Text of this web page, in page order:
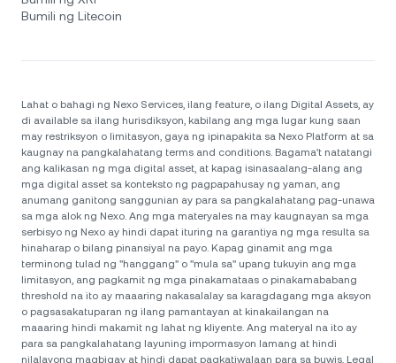
Bumili ng Litecoin
Lahat o bahagi ng Nexo Services, ilang feature, o ilang Digital Assets, ay
di available sa ilang hurisdiksyon, kabilang ang mga lugar kung saan
may restriksyon o limitasyon, gaya ng ipinapakita sa Nexo Platform at sa
kaugnay na pangkalahatang terms and conditions. Bagama't natatangi
ang kalikasan ng mga digital asset, at kapag isinasaalang-alang ang
mga digital asset sa konteksto ng pagpapahusay ng yaman, ang
anumang ganitong sanggunian ay para sa pangkalahatang pag-unawa
sa mga alok ng Nexo. Ang mga materyales na may kaugnayan sa mga
serbisyo ng Nexo ay hindi dapat ituring na garantiya ng mga resulta sa
hinaharap o bilang pinansiyal na payo. Kapag ginamit ang mga
terminong tulad ng "hanggang" o "mula sa" upang tukuyin ang mga
limitasyon, ang pagkamit ng mga pinakamataas o pinakamababang
threshold na ito ay maaaring nakasalalay sa karagdagang mga aksyon
o pagsasakatuparan ng ilang pamantayan at kinakailangan na
maaaring hindi makamit ng lahat ng kliyente. Ang materyal na ito ay
para sa pangkalahatang layuning impormasyon lamang at hindi
nilalayong magbigay at hindi dapat pagkatiwalaan para sa buwis, Legal